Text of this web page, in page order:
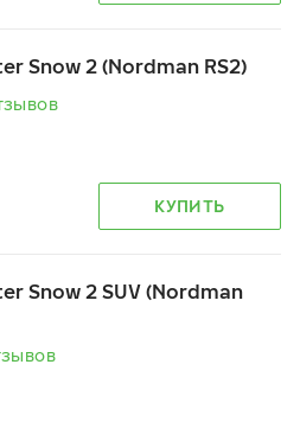
Snow 2 (Nordman RS2)
КУПИТЬ
Snow 2 SUV (Nordman